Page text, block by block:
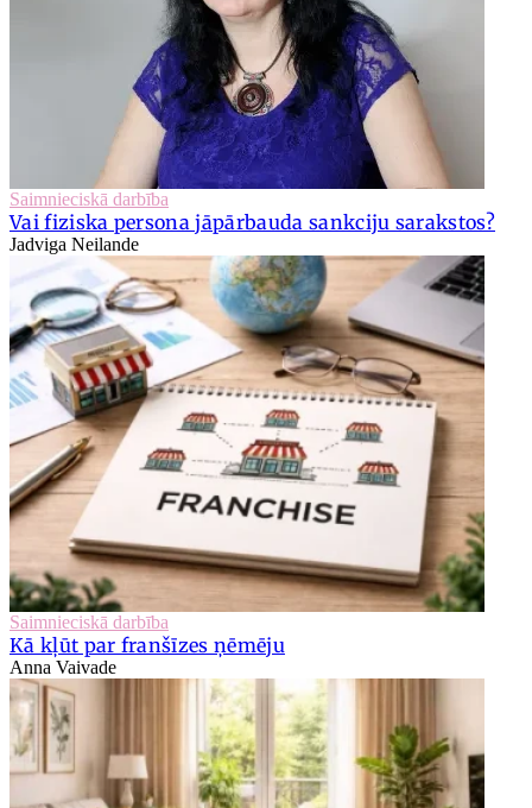
Saimnieciskā darbība
Vai fiziska persona jāpārbauda sankciju sarakstos?
Jadviga Neilande
Saimnieciskā darbība
Kā kļūt par franšīzes ņēmēju
Anna Vaivade